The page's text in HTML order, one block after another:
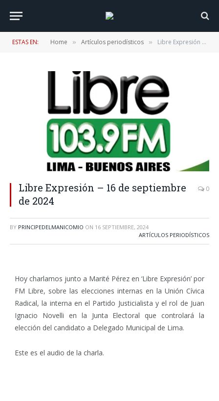
ESTAS EN: Home » Artículos periodísticos » Libre Expresión – 16 de septiembre de 2024
Libre Expresión – 16 de septiembre
de 2024
0
BY PRINCIPEDELMANICOMIO ON 16 SEPTIEMBRE, 2024
ARTÍCULOS PERIODÍSTICOS
Hoy charlamos junto a Marité Pérez en ‘Libre Expresión’ por
FM Libre, sobre las elecciones internas en la Unión Cívica
Radical, la interna en el Partido Justicialista y el rol de Juan
Ignacio Novelli en la Junta Electoral que controlará la
elección del candidato a Delegado Municipal de Lima.
Este es el audio de la charla.